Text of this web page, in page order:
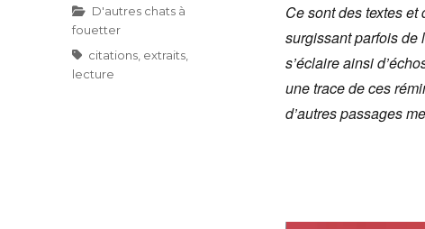
Ce sont des textes
surgissant parfois de
s’éclaire ainsi
une trace de ces
d’autres passages
Catégories
D'autres chats à
fouetter
Étiquettes
citations, extraits,
lecture